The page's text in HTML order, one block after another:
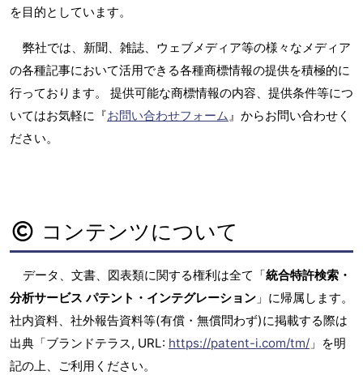
を目的としています。
弊社では、新聞、雑誌、ウェブメディア等の様々なメディア
の各種記事において活用できる各種商標情報の提供を積極的に
行っております。 提供可能な商標情報の内容、提供条件等につ
いてはお気軽に『お問い合わせフォーム』からお問い合わせく
ださい。
コンテンツについて
データ、文書、図表類に関する権利は全て「統合特許検索・
分析サービス パテント・インテグレーション 」に帰属します。
社内資料、社外報告資料等(有償・無償問わず)に掲載する際は
出典「ブランドテラス, URL: https://patent-i.com/tm/ 」を明
記の上、ご利用ください。